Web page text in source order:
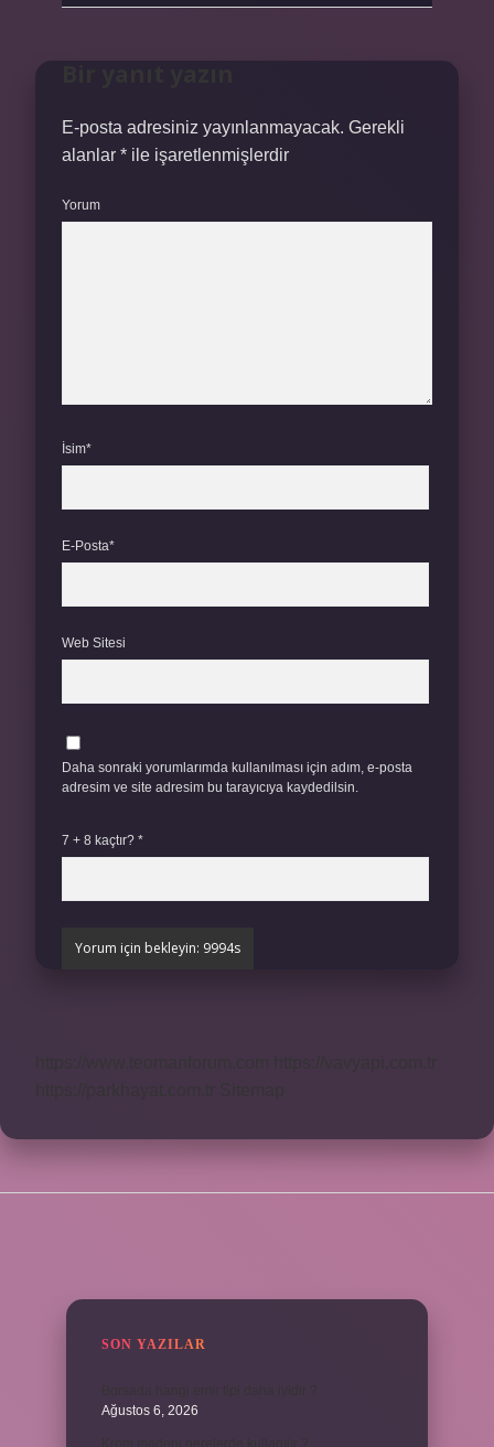
E-posta adresiniz yayınlanmayacak. Gerekli
alanlar * ile işaretlenmişlerdir
Yorum
İsim*
E-Posta*
Web Sitesi
Daha sonraki yorumlarımda kullanılması için adım, e-posta
adresim ve site adresim bu tarayıcıya kaydedilsin.
7 + 8 kaçtır? *
SON YAZILAR
Ağustos 6, 2026